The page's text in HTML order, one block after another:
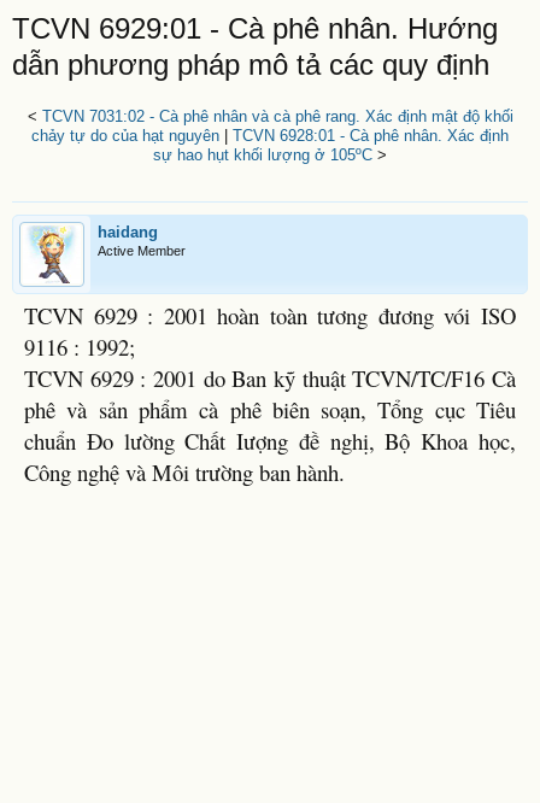
TCVN 6929:01 - Cà phê nhân. Hướng
dẫn phương pháp mô tả các quy định
< TCVN 7031:02 - Cà phê nhân và cà phê rang. Xác định mật độ khối
chảy tự do của hạt nguyên
TCVN 6928:01 - Cà phê nhân. Xác định
sự hao hụt khối lượng ở 105ºC >
haidang
Active Member
TCVN 6929 : 2001 hoàn toàn tương đương vói ISO
9116 : 1992;
TCVN 6929 : 2001 do Ban kỹ thuật TCVN/TC/F16 Cà
phê và sản phẩm cà phê biên soạn, Tổng cục Tiêu
chuẩn Đo lường Chất Iượng đề nghị, Bộ Khoa học,
Công nghệ và Môi trường ban hành.